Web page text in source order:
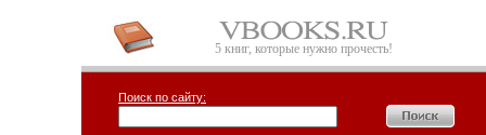
5 книг, которые нужно прочесть!
Поиск по сайту: